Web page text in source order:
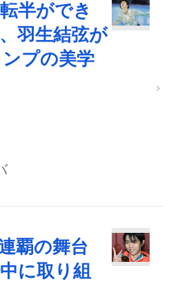
半ができ
羽生結弦が
プの美学
覇の舞台
に取り組